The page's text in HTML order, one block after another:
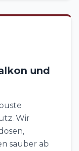
und
Wir
sauber ab